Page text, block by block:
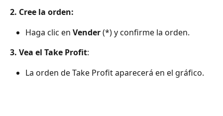
2. Cree la orden:
Haga clic en Vender (*) y confirme la orden.
3. Vea el Take Profit:
La orden de Take Profit aparecerá en el gráfico.